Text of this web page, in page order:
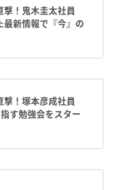
！鬼木圭太社員
最新情報で『今』の
！塚本彦成社員
す勉強会をスター